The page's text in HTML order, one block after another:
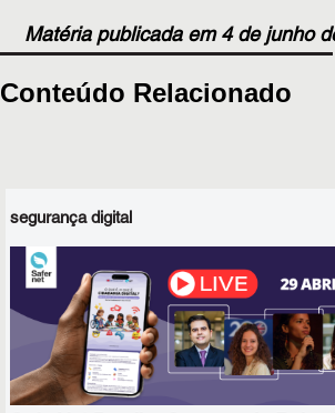
Matéria publicada em 4 de junho
Conteúdo Relacionado
segurança digital